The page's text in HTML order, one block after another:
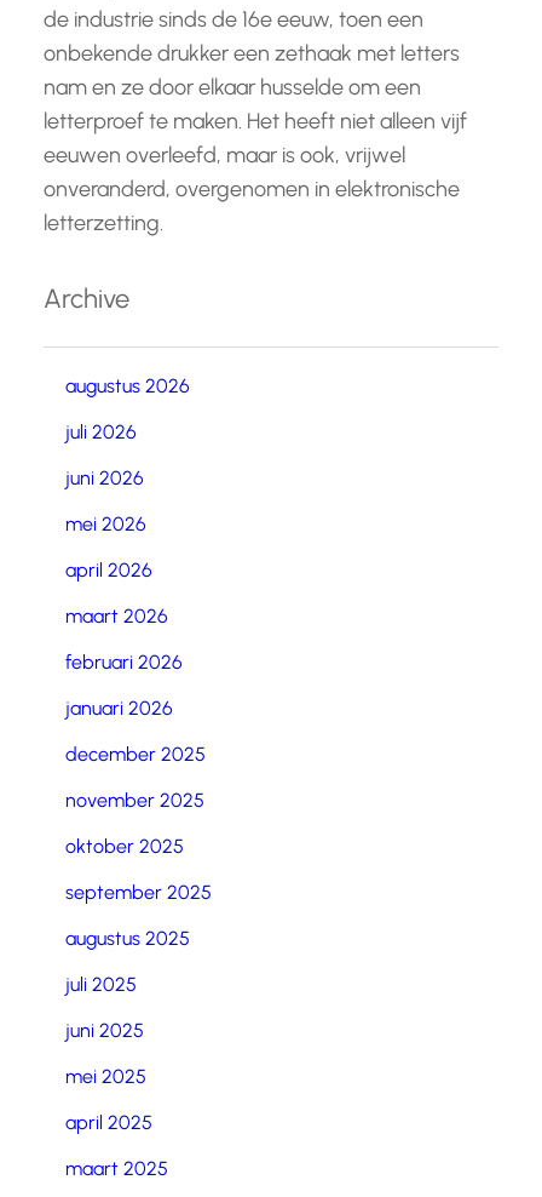
de industrie sinds de 16e eeuw, toen een
onbekende drukker een zethaak met letters
nam en ze door elkaar husselde om een
letterproef te maken. Het heeft niet alleen vijf
eeuwen overleefd, maar is ook, vrijwel
onveranderd, overgenomen in elektronische
letterzetting.
Archive
augustus 2026
juli 2026
juni 2026
mei 2026
april 2026
maart 2026
februari 2026
januari 2026
december 2025
november 2025
oktober 2025
september 2025
augustus 2025
juli 2025
juni 2025
mei 2025
april 2025
maart 2025